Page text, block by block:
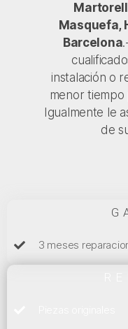
Masquefa,
Barcelona
instalación o
menor tiempo
Igualmente le
de
3 meses